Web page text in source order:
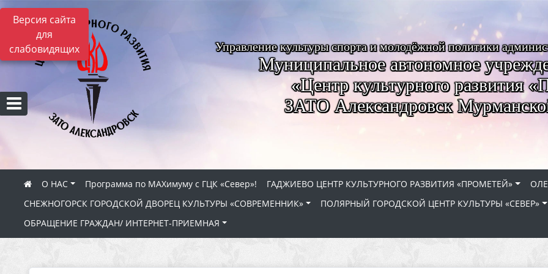
Версия сайта
для
слабовидящих
Управление культуры спорта и молодёжной политики
Муниципальное автономное
«Центр культурного развития
ЗАТО Александровск
О НАС Программа по МАХимуму с ГЦК «Север»! ГАДЖИЕВО ЦЕНТР КУЛЬТУРНОГО РАЗВИТИЯ «ПРОМЕТЕЙ»
СНЕЖНОГОРСК ГОРОДСКОЙ ДВОРЕЦ КУЛЬТУРЫ «СОВРЕМЕННИК»
ПОЛЯРНЫЙ ГОРОДСКОЙ ЦЕНТР КУЛЬТУРЫ «СЕВЕР»
ОБРАЩЕНИЕ ГРАЖДАН/ ИНТЕРНЕТ-ПРИЕМНАЯ